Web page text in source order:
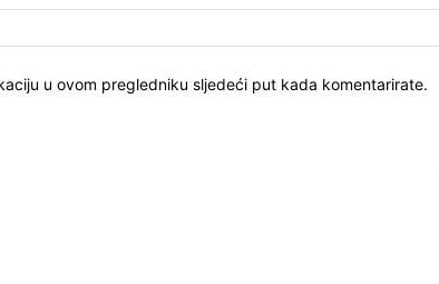
u ovom pregledniku sljedeći put kada komentarirate.